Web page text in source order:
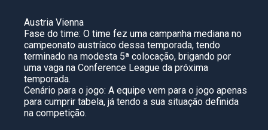
Austria Vienna
Fase do time: O time fez uma campanha mediana no
campeonato austríaco dessa temporada, tendo
terminado na modesta 5ª colocação, brigando por
uma vaga na Conference League da próxima
temporada.
Cenário para o jogo: A equipe vem para o jogo apenas
para cumprir tabela, já tendo a sua situação definida
na competição.